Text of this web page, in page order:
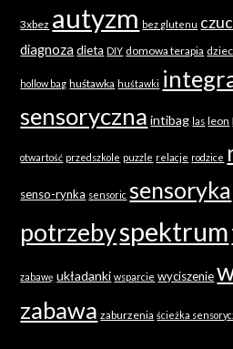
3xbez autyzm bez glutenu
diagnoza dieta DIY domowa terapia
hollow bag huśtawka huśtawki
sensoryczna intibag las leon
otwartość przedszkole puzzle relacje rodzice
senso-rynka sensoric sensoryka
potrzebyspektrum
zabawę układanki wsparcie wyciszenie
zabawa zaburzenia ścieżka